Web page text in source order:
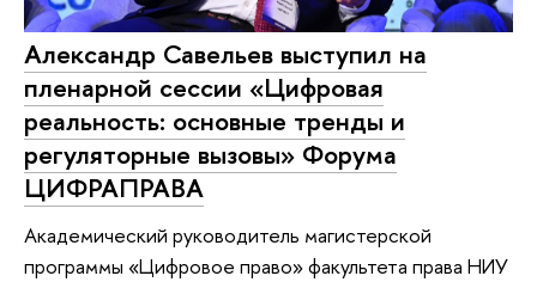
Александр Савельев выступил на
пленарной сессии «Цифровая
реальность: основные тренды и
регуляторные вызовы» Форума
ЦИФРАПРАВА
Академический руководитель магистерской
программы «Цифровое право» факультета права НИУ